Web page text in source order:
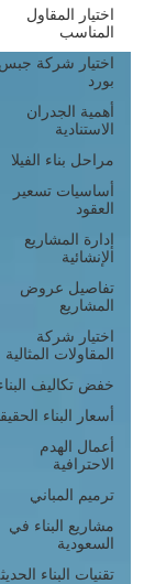
اختيار المقاول
المناسب
اختيار شركة جبس
بورد
أهمية الجدران
الاستنادية
مراحل بناء الفيلا
أساسيات تسعير
العقود
إدارة المشاريع
الإنشائية
تفاصيل عروض
المشاريع
اختيار شركة
المقاولات المثالية
خفض تكاليف
أسعار البناء
أعمال الهدم
الاحترافية
ترميم المباني
مشاريع البناء في
السعودية
تقنيات البناء